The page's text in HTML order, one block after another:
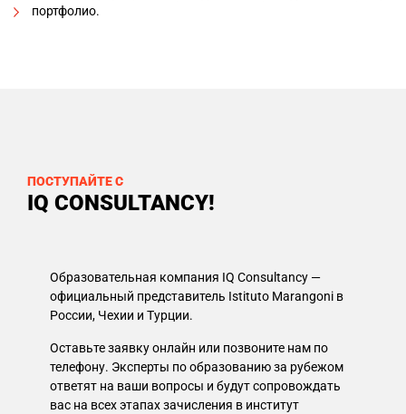
портфолио.
ПОСТУПАЙТЕ С
IQ CONSULTANCY!
Образовательная компания IQ Consultancy —
официальный представитель Istituto Marangoni в
России, Чехии и Турции.
Оставьте заявку онлайн или позвоните нам по
телефону. Эксперты по образованию за рубежом
ответят на ваши вопросы и будут сопровождать
вас на всех этапах зачисления в институт